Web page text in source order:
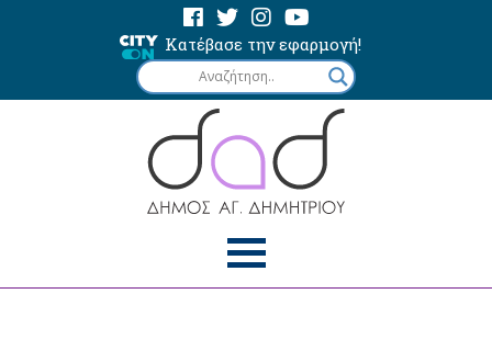
Κατέβασε την εφαρμογή!